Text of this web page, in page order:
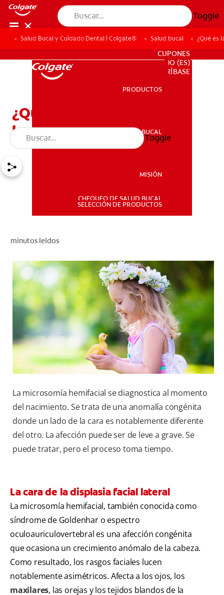
Toggle
SALUD BUCAL
PARA PROFESIONALES
CUPONES
SUSCRÍBASE
PARA PROFESIONALES
CUPONES
DO (ES)
SUSCRÍBASE
PRODUCTOS
SALUD BUCAL
MISIÓN
CHEQUEO DE SALUD BUCAL
SELECCIÓN DE PRODUCTOS
Toggle
Salud Bucal y Cuidado Dental | Colgate® Salud bucal ¿Qué es
¿Qué es la microsomía
hemifacial?
minutos leídos
La microsomía hemifacial se diagnostica al momento
del nacimiento. Se trata de una anomalía congénita
donde un lado de la cara es notablemente diferente
del otro. La afección puede ser de leve a grave. Se
puede tratar, pero el proceso toma tiempo.
La cara de la displasia facial lateral
La microsomía hemifacial, también conocida como
síndrome de Goldenhar o espectro
oculoauriculovertebral es una afección congénita
que ocasiona un crecimiento anómalo de la cabeza.
Como resultado, los rasgos faciales lucen
notablemente asimétricos. Afecta a los ojos, los
maxilares, las orejas y los tejidos blandos de la